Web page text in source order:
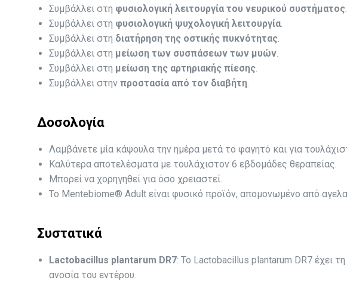
Συμβάλλει στη φυσιολογική λειτουργία του νευρικού συστήματος
Συμβάλλει στη φυσιολογική ψυχολογική λειτουργία
Συμβάλλει στη διατήρηση της οστικής πυκνότητας
Συμβάλλει στη μείωση των συσπάσεων των μυών
Συμβάλλει στη μείωση της αρτηριακής πίεσης
Συμβάλλει στην προστασία από τον διαβήτη
Δοσολογία
Λαμβάνετε μία κάψουλα την ημέρα μετά το φαγητό και για
Καλύτερα αποτελέσματα με τουλάχιστον 6 εβδομάδες θεραπείας.
Μπορεί να χορηγηθεί για όσο χρειαστεί.
To Mentebiome® Adult είναι φυσικό προϊόν, απομονωμένο από
Συστατικά
Lactobacillus plantarum DR7: Το Lactobacillus plantarum DR7 έχει
ανοσία του εντέρου.